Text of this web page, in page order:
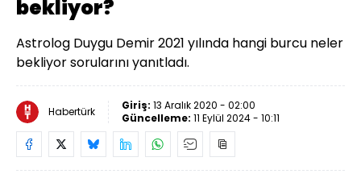
bekliyor?
Astrolog Duygu Demir 2021 yılında hangi burcu neler
bekliyor sorularını yanıtladı.
Habertürk Giriş: 13 Aralık 2020 - 02:00
Güncelleme: 11 Eylül 2024 - 10:11